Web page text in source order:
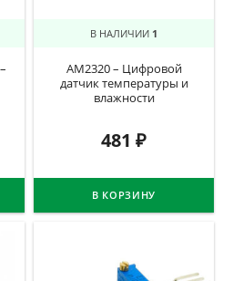
В НАЛИЧИИ 1
AM2320 – Цифровой
датчик температуры и
влажности
481 ₽
В КОРЗИНУ